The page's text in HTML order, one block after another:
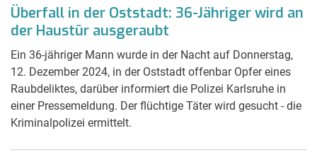
Überfall in der Oststadt: 36-Jähriger wird an
der Haustür ausgeraubt
Ein 36-jähriger Mann wurde in der Nacht auf Donnerstag,
12. Dezember 2024, in der Oststadt offenbar Opfer eines
Raubdeliktes, darüber informiert die Polizei Karlsruhe in
einer Pressemeldung. Der flüchtige Täter wird gesucht - die
Kriminalpolizei ermittelt.